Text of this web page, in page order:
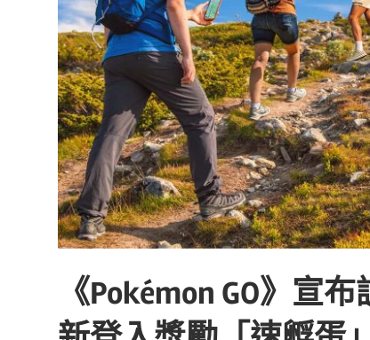
薦
《Pokémon GO》宣